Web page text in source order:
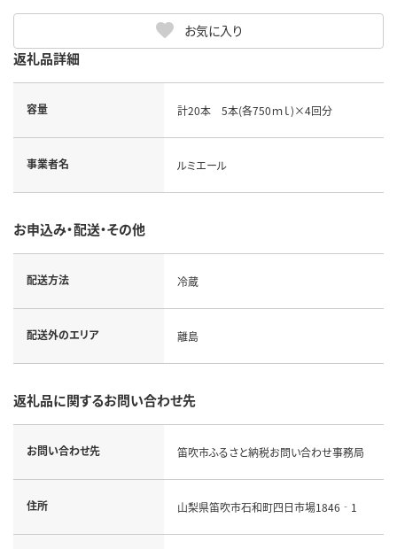
お気に入り
返礼品詳細
容量 計20本 5本(各750ｍｌ)×4回分
事業者名 ルミエール
お申込み・配送・その他
配送方法 冷蔵
配送外のエリア 離島
返礼品に関するお問い合わせ先
お問い合わせ先 笛吹市ふるさと納税お問い合わせ事務局
住所 山梨県笛吹市石和町四日市場1846‐1